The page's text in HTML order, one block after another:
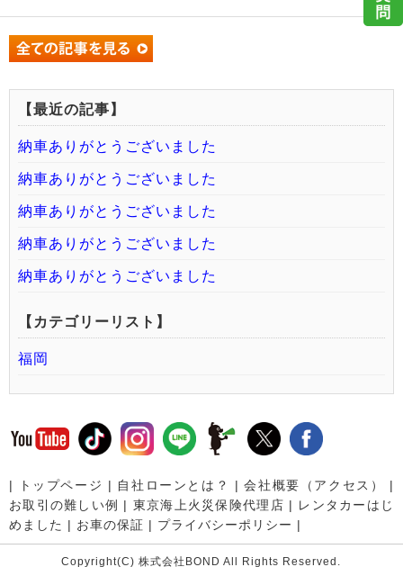
【最近の記事】
納車ありがとうございました
納車ありがとうございました
納車ありがとうございました
納車ありがとうございました
納車ありがとうございました
【カテゴリーリスト】
福岡
| トップページ | 自社ローンとは？ |会社概要（アクセス）
|
お取引の難しい例
| 東京海上火災保険代理店 | レンタカーはじ
めました | お車の保証 | プライバシーポリシー |
Copyright(C) 株式会社BOND All Rights Reserved.